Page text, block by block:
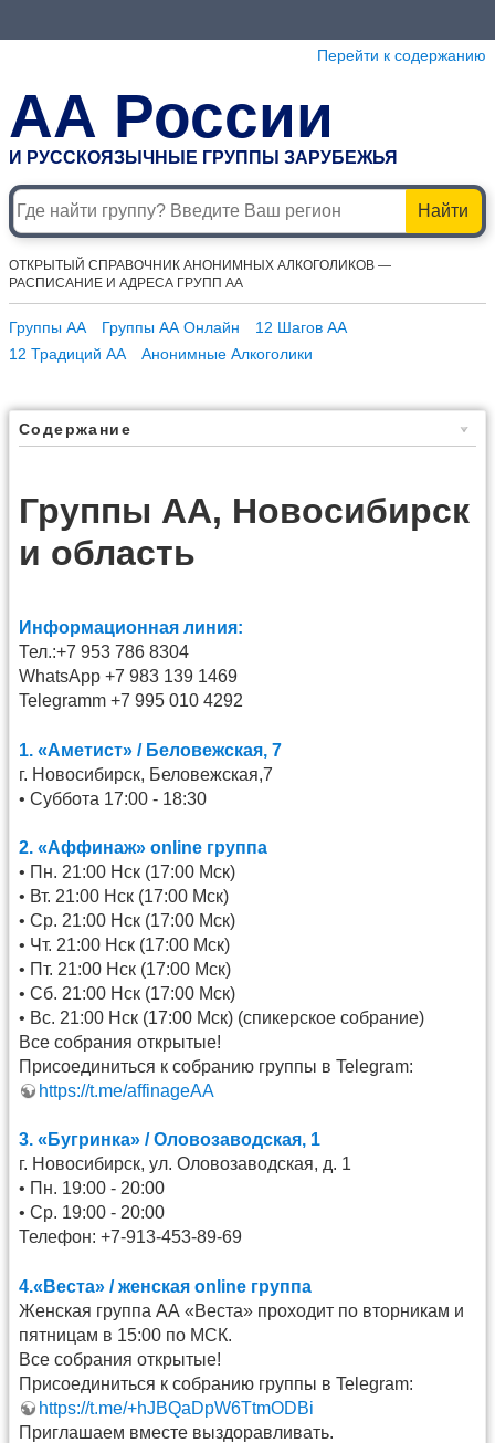
Перейти к содержанию
АА России
И РУССКОЯЗЫЧНЫЕ ГРУППЫ ЗАРУБЕЖЬЯ
Найти
ОТКРЫТЫЙ СПРАВОЧНИК АНОНИМНЫХ АЛКОГОЛИКОВ —
РАСПИСАНИЕ И АДРЕСА ГРУПП АА
Группы АА Группы АА Онлайн
12 Шагов АА
12 Традиций АА
Анонимные Алкоголики
Содержание
Группы АА, Новосибирск
и область
Информационная линия:
Тел.:+7 953 786 8304
WhatsApp +7 983 139 1469
Telegramm +7 995 010 4292
1. «Аметист» / Беловежская, 7
г. Новосибирск, Беловежская,7
• Суббота 17:00 - 18:30
2. «Аффинаж» online группа
• Пн. 21:00 Нск (17:00 Мск)
• Вт. 21:00 Нск (17:00 Мск)
• Ср. 21:00 Нск (17:00 Мск)
• Чт. 21:00 Нск (17:00 Мск)
• Пт. 21:00 Нск (17:00 Мск)
• Сб. 21:00 Нск (17:00 Мск)
• Вс. 21:00 Нск (17:00 Мск) (спикерское собрание)
Все собрания открытые!
Присоединиться к собранию группы в Telegram:
https://t.me/affinageAA
3. «Бугринка» / Оловозаводская, 1
г. Новосибирск, ул. Оловозаводская, д. 1
• Пн. 19:00 - 20:00
• Ср. 19:00 - 20:00
Телефон: +7-913-453-89-69
4.«Веста» / женская online группа
Женская группа АА «Веста» проходит по вторникам и
пятницам в 15:00 по МСК.
Все собрания открытые!
Присоединиться к собранию группы в Telegram:
https://t.me/+hJBQaDpW6TtmODBi
Приглашаем вместе выздоравливать.